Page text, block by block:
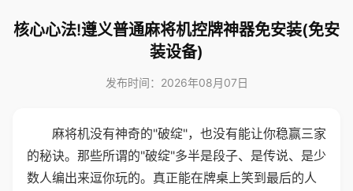
核心心法!遵义普通麻将机控牌神器免安装(免安
装设备)
发布时间：2026年08月07日
麻将机没有神奇的"破绽"，也没有能让你稳赢三家
的秘诀。那些所谓的"破绽"多半是段子、是传说、是少
数人编出来逗你玩的。真正能在牌桌上笑到最后的人